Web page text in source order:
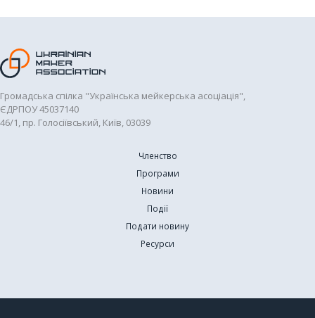
Громадська спілка "Українська мейкерська асоціація",
ЄДРПОУ 45037140
46/1, пр. Голосіївський, Київ, 03039
Членство
Програми
Новини
Події
Подати новину
Ресурси